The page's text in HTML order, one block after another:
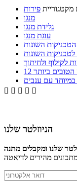
מקטגוריית פירות
מנגו
גלידת מנגו
עוגת מנגו
השונות
השונות
לקילוף ולחיתוך
הטובים ביותר
    
הניוזלטר שלנו
שלנו ומקבלים מתנה